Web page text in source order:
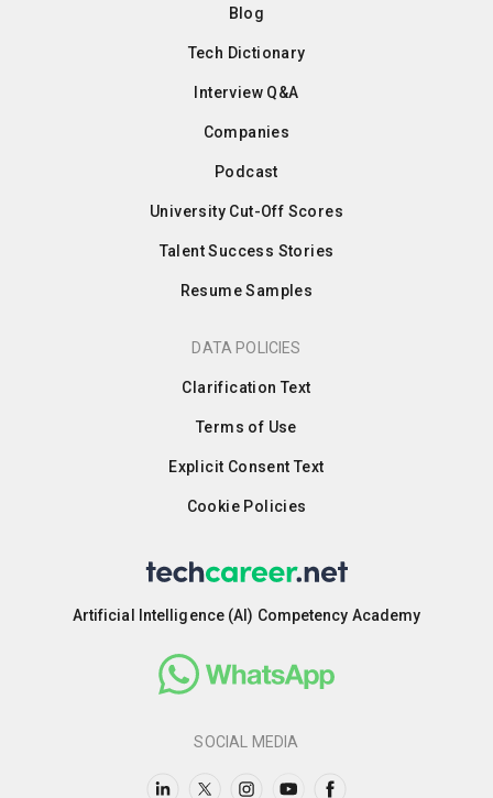
Blog
Tech Dictionary
Interview Q&A
Companies
Podcast
University Cut-Off Scores
Talent Success Stories
Resume Samples
DATA POLICIES
Clarification Text
Terms of Use
Explicit Consent Text
Cookie Policies
Artificial Intelligence (AI) Competency Academy
SOCIAL MEDIA